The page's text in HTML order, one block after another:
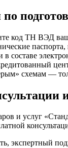
код ТН ВЭД
в составе
схемам —
и услуг
экспертный